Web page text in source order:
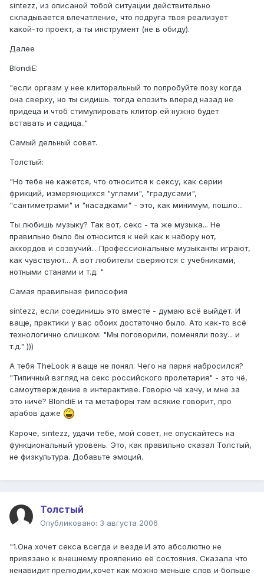
sintezz, из описаной тобой ситуации действительно
складывается впечатление, что подруга твоя реализует
какой-то проект, а ты инструмент (не в обиду).
Далее
BlondiE:
"если оргазм у нее клиторальный то попробуйте позу когда
она сверху, но ты сидишь. тогда елозить вперед назад не
придеца и чтоб стимулировать клитор ей нужно будет
вставать и садица.."
Самый дельный совет.
Толстый:
"Но тебе не кажется, что относится к сексу, как серии
фрикций, измеряющихся "углами", "градусами",
"сантиметрами" и "насадками" - это, как минимум, пошло...
Ты любишь музыку? Так вот, секс - та же музыка... Не
правильно было бы относится к ней как к набору нот,
аккордов и созвучий... Профессиональные музыканты играют,
как чувствуют... А вот любители сверяются с учебниками,
нотными станами и т.д. "
Самая правильная философия
sintezz, если соединишь это вместе - думаю всё выйдет. И
ваще, практики у вас обоих достаточно было. Ато как-то всё
технологично слишком. "Мы поговорили, поменяли позу... и
т.д." )))
А тебя TheLook я ваще не понял. Чего на парня набросился?
"Типичный взгляд на секс российского пролетария" - это чё,
самоутверждение в интерактиве. Говорю чё хачу, и мне за
это ничё? BlondiE и та метафоры там всякие говорит, про
арабов даже
Кароче, sintezz, удачи тебе, мой совет, не опускайтесь на
функциональный уровень. Это, как правильно сказал Толстый,
не физкультура. Добавьте эмоций.
Толстый
Опубликовано: 3 августа 2006
"1.Она хочет секса всегда и везде.И это абсолютно не
привязано к внешнему проялению её состояния. Сказала что
ненавидит прелюдии,хочет как можно меньше слов и больше